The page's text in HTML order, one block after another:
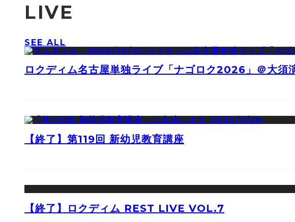
LIVE
SEE ALL
ロクディム名古屋単独ライブ「ナゴロク2026」＠大須
【終了】第119回 新幼児教育講座
【終了】ロクディム REST LIVE VOL.7